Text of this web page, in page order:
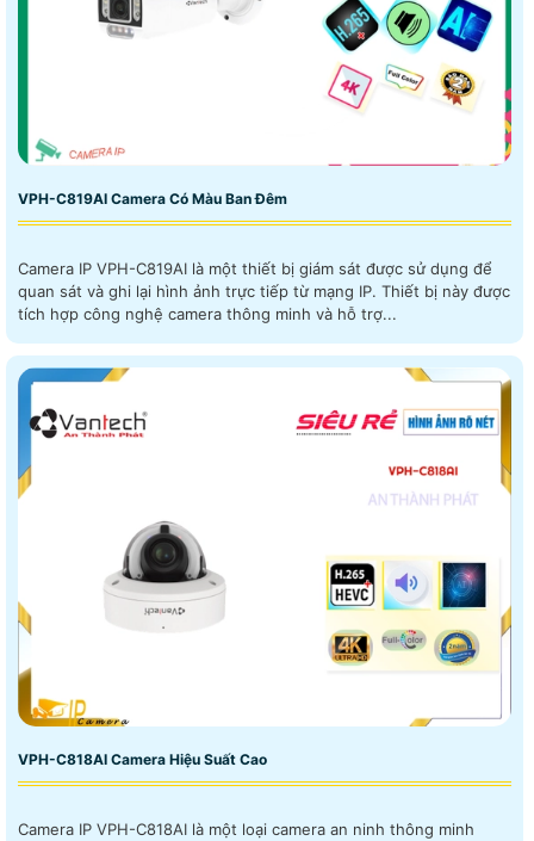
VPH-C819AI Camera Có Màu Ban Đêm
Camera IP VPH-C819AI là một thiết bị giám sát được sử dụng để
quan sát và ghi lại hình ảnh trực tiếp từ mạng IP. Thiết bị này được
tích hợp công nghệ camera thông minh và hỗ trợ...
VPH-C818AI Camera Hiệu Suất Cao
Camera IP VPH-C818AI là một loại camera an ninh thông minh